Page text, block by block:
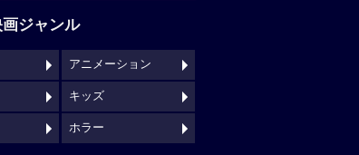
ジャンル
アニメーション
キッズ
ホラー